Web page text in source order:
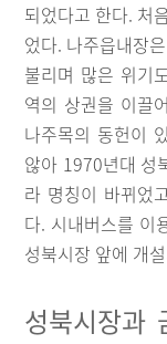
되었다고 한다. 처
었다. 나주읍내장
불리며 많은 위기
역의 상권을 이끌
나주목의 동헌이
않아 1970년대 성
라 명칭이 바뀌었
다. 시내버스를 이
성북시장 앞에 개
성북시장과